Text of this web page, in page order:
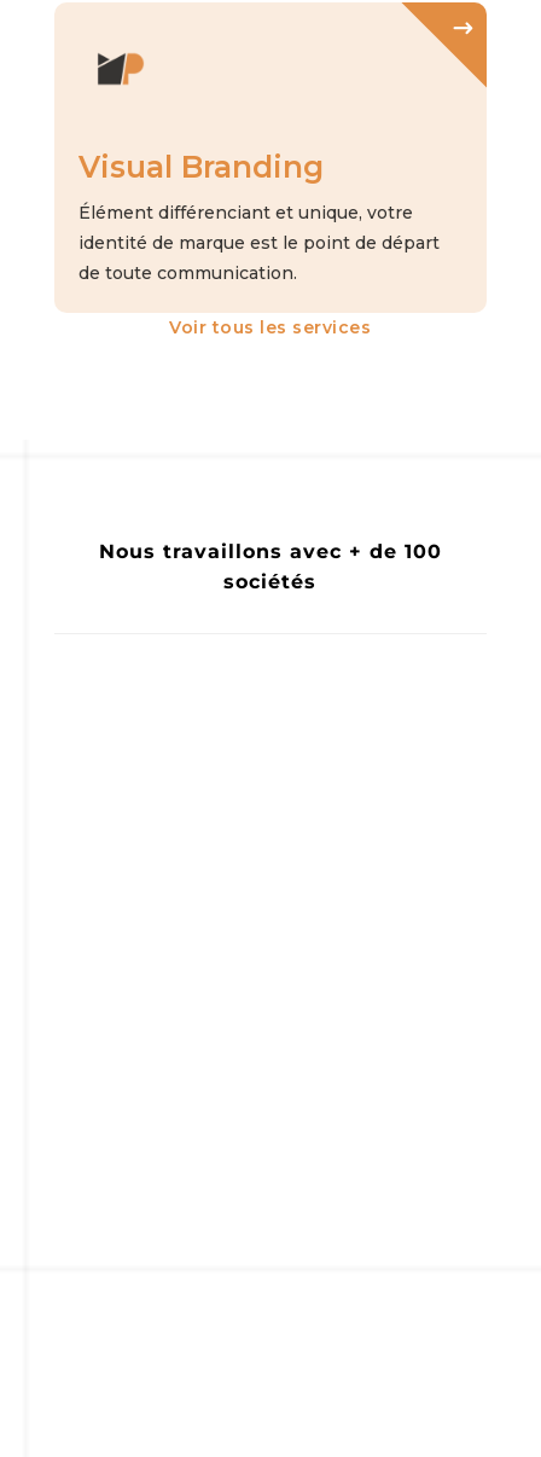
Visual Branding
Élément différenciant et unique, votre
identité de marque est le point de départ
de toute communication.
Voir tous les services
Nous travaillons avec + de 100
sociétés